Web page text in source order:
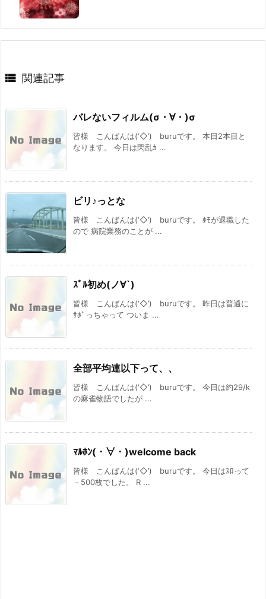
 関連記事
バレないフィルム(σ・∀・)σ
皆様 こんばんは(‘◇’)ゞburuです。 本日2本目と
なります。 今日は閃乱ｶ ...
ビリ♪っとな
皆様 こんばんは(‘◇’)ゞburuです。 ﾎﾓが退職した
ので 病院業務のことが ...
ｽﾞﾙ初め(ノ∀`)
皆様 こんばんは(‘◇’)ゞburuです。 昨日は普通に
ｻﾎﾞっちゃって ついま ...
全部平均連以下って、、
皆様 こんばんは(‘◇’)ゞburuです。 今日は約29/k
の麻雀物語でしたが ...
ﾏﾙﾎﾝ(・∀・)welcome back
皆様 こんばんは(‘◇’)ゞburuです。 今日はｽﾛって
－500枚でした。 R ...